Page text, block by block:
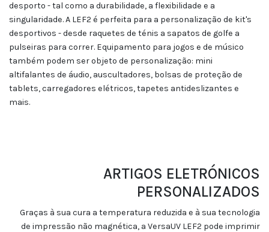
desporto - tal como a durabilidade, a flexibilidade e a
singularidade. A LEF2 é perfeita para a personalização de kit's
desportivos - desde raquetes de ténis a sapatos de golfe a
pulseiras para correr. Equipamento para jogos e de músico
também podem ser objeto de personalização: mini
altifalantes de áudio, auscultadores, bolsas de proteção de
tablets, carregadores elétricos, tapetes antideslizantes e
mais.
ARTIGOS ELETRÓNICOS
PERSONALIZADOS
Graças à sua cura a temperatura reduzida e à sua tecnologia
de impressão não magnética, a VersaUV LEF2 pode imprimir